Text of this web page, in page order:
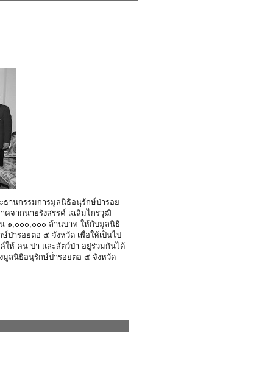
ธานกรรมการมูลนิธิอนุรักษ์ป่ารอย
คจากนายรังสรรค์ เฉลิมไกรวุฒิ
๑,๐๐๐,๐๐๐ ล้านบาท ให้กับมูลนิธิ
ษ์ป่ารอยต่อ ๕ จังหวัด เพื่อให้เป็นไป
ให้ คน ป่า และสัตว์ป่า อยู่ร่วมกันได้
มูลนิธิอนุรักษ์ป่ารอยต่อ ๕ จังหวัด